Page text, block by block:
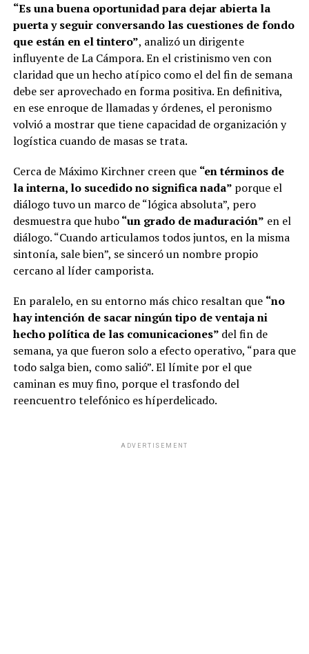
“Es una buena oportunidad para dejar abierta la
puerta y seguir conversando las cuestiones de fondo
que están en el tintero”, analizó un dirigente
influyente de La Cámpora. En el cristinismo ven con
claridad que un hecho atípico como el del fin de semana
debe ser aprovechado en forma positiva. En definitiva,
en ese enroque de llamadas y órdenes, el peronismo
volvió a mostrar que tiene capacidad de organización y
logística cuando de masas se trata.
Cerca de Máximo Kirchner creen que “en términos de
la interna, lo sucedido no significa nada” porque el
diálogo tuvo un marco de “lógica absoluta”, pero
desmuestra que hubo“un grado de maduración” en el
diálogo. “Cuando articulamos todos juntos, en la misma
sintonía, sale bien”, se sinceró un nombre propio
cercano al líder camporista.
En paralelo, en su entorno más chico resaltan que “no
hay intención de sacar ningún tipo de ventaja ni
hecho política de las comunicaciones” del fin de
semana, ya que fueron solo a efecto operativo, “para que
todo salga bien, como salió”. El límite por el que
caminan es muy fino, porque el trasfondo del
reencuentro telefónico es híperdelicado.
ADVERTISEMENT